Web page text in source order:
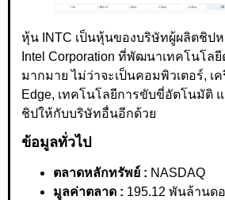
หุ้น INTC เป็นหุ้นของบริษัทผู้ผลิตชิป
Intel Corporation ที่พัฒนาเทคโนโล
มากมาย ไม่ว่าจะเป็นคอมพิวเตอร์,
Edge, เทคโนโลยีการขับขี่อัตโนมัติ
ชิปให้กับบริษัทอื่นอีกด้วย
ข้อมูลทั่วไป
ตลาดหลักทรัพย์ : NASDAQ
มูลค่าตลาด : 195.12 พันล้านด